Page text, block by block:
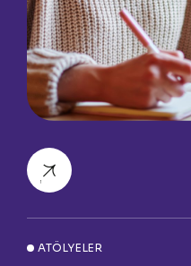
ATÖLYELER